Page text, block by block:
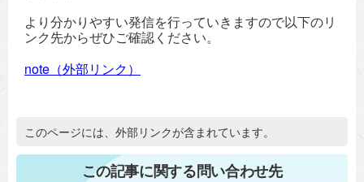
より分かりやすい発信を行っていきますので以下のリ
ンク先からぜひご確認ください。
note（外部リンク）
追加情報：外部リンク
このページには、外部リンクが含まれています。
この記事に関する問い合わせ先